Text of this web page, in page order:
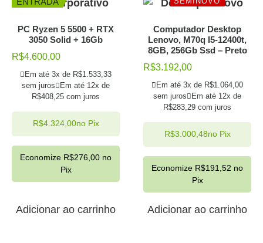
PC Ryzen 5 5500 + RTX
3050 Solid + 16Gb
R$4.600,00
Em até 3x de R$1.533,33
sem juros
Em até 12x de
R$408,25 com juros
R$4.324,00no Pix
Economize R$276,00 no
Pix
Adicionar ao carrinho
Computador Desktop
Lenovo, M70q I5-12400t,
8GB, 256Gb Ssd – Preto
R$3.192,00
Em até 3x de R$1.064,00
sem juros
Em até 12x de
R$283,29 com juros
R$3.000,48no Pix
Economize R$191,52 no
Pix
Adicionar ao carrinho